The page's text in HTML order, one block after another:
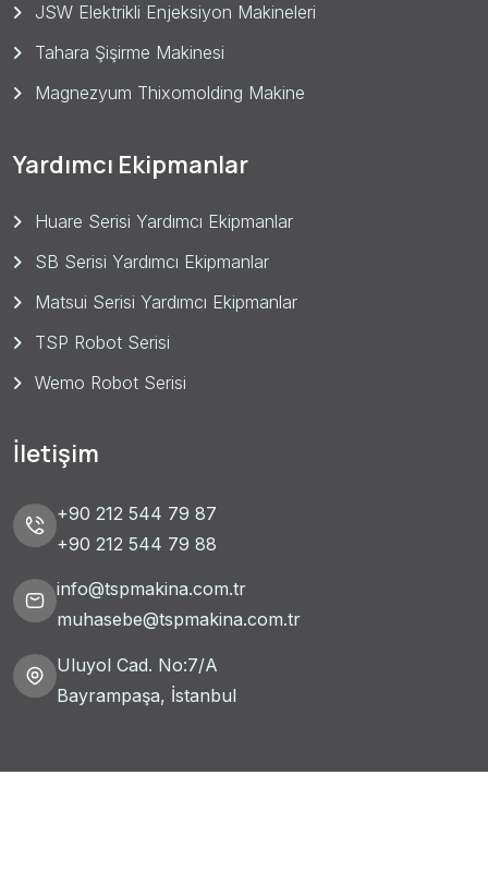
JSW Elektrikli Enjeksiyon Makineleri
Tahara Şişirme Makinesi
Magnezyum Thixomolding Makine
Yardımcı Ekipmanlar
Huare Serisi Yardımcı Ekipmanlar
SB Serisi Yardımcı Ekipmanlar
Matsui Serisi Yardımcı Ekipmanlar
TSP Robot Serisi
Wemo Robot Serisi
İletişim
+90 212 544 79 87
+90 212 544 79 88
info@tspmakina.com.tr
muhasebe@tspmakina.com.tr
Uluyol Cad. No:7/A
Bayrampaşa, İstanbul